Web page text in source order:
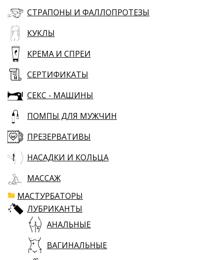
СТРАПОНЫ И ФАЛЛОПРОТЕЗЫ
КУКЛЫ
КРЕМА И СПРЕИ
СЕРТИФИКАТЫ
СЕКС - МАШИНЫ
ПОМПЫ ДЛЯ МУЖЧИН
ПРЕЗЕРВАТИВЫ
НАСАДКИ И КОЛЬЦА
МАССАЖ
МАСТУРБАТОРЫ
ЛУБРИКАНТЫ
АНАЛЬНЫЕ
ВАГИНАЛЬНЫЕ